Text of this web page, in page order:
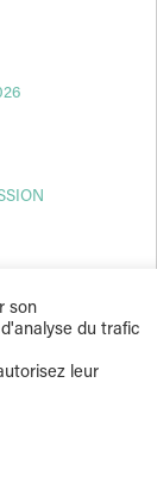
son
du trafic
leur